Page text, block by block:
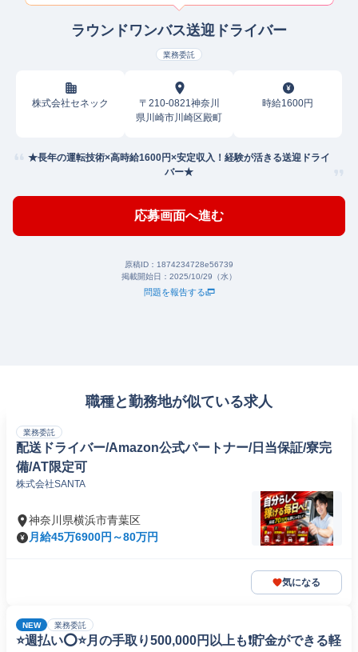
ラウンドワンバス送迎ドライバー
業務委託
株式会社セネック
〒210-0821神奈川
県川崎市川崎区殿町
時給1600円
★長年の運転技術×高時給1600円×安定収入！経験が活きる送迎ドライ
バー★
応募画面へ進む
原稿ID： 1874234728e56739
掲載開始日： 2025/10/29（水）
問題を報告する
職種と勤務地が似ている求人
業務委託
配送ドライバー/Amazon公式パートナー/日当保証/寮完
備/AT限定可
株式会社SANTA
神奈川県横浜市青葉区
月給45万6900円～80万円
気になる
NEW 業務委託
⭐️週払い⭕️⭐️月の手取り500,000円以上も❗️貯金ができる軽